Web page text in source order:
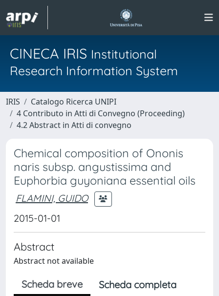
CINECA IRIS Institutional
Research Information System
IRIS
Catalogo Ricerca UNIPI
4 Contributo in Atti di Convegno (Proceeding)
4.2 Abstract in Atti di convegno
Chemical composition of Ononis
naris subsp. angustissima and
Euphorbia guyoniana essential oils
FLAMINI, GUIDO
2015-01-01
Abstract
Abstract not available
Scheda breve
Scheda completa